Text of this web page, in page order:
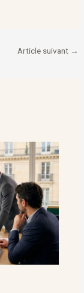
Article suivant →